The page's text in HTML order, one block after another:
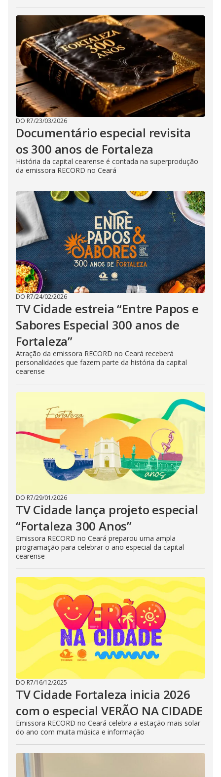
DO R7/23/03/2026
Documentário especial revisita
os 300 anos de Fortaleza
História da capital cearense é contada na superprodução
da emissora RECORD no Ceará
DO R7/24/02/2026
TV Cidade estreia “Entre Papos e
Sabores Especial 300 anos de
Fortaleza”
Atração da emissora RECORD no Ceará receberá
personalidades que fazem parte da história da capital
cearense
DO R7/29/01/2026
TV Cidade lança projeto especial
“Fortaleza 300 Anos”
Emissora RECORD no Ceará preparou uma ampla
programação para celebrar o ano especial da capital
cearense
DO R7/16/12/2025
TV Cidade Fortaleza inicia 2026
com o especial VERÃO NA CIDADE
Emissora RECORD no Ceará celebra a estação mais solar
do ano com muita música e informação